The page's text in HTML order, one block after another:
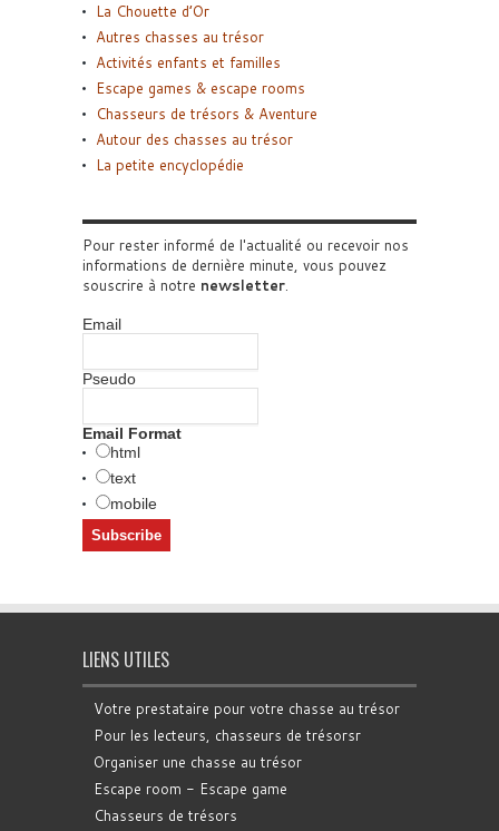
La Chouette d’Or
Autres chasses au trésor
Activités enfants et familles
Escape games & escape rooms
Chasseurs de trésors & Aventure
Autour des chasses au trésor
La petite encyclopédie
Pour rester informé de l'actualité ou recevoir nos
informations de dernière minute, vous pouvez
souscrire à notre newsletter.
Email
Pseudo
Email Format
html
text
mobile
LIENS UTILES
Votre prestataire pour votre chasse au trésor
Pour les lecteurs, chasseurs de trésorsr
Organiser une chasse au trésor
Escape room - Escape game
Chasseurs de trésors